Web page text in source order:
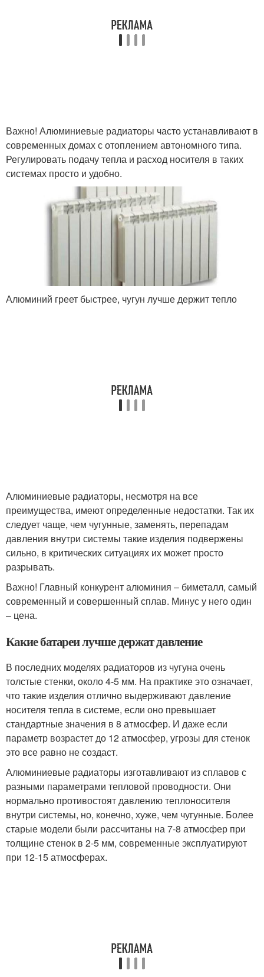
Важно! Алюминиевые радиаторы часто устанавливают в
современных домах с отоплением автономного типа.
Регулировать подачу тепла и расход носителя в таких
системах просто и удобно.
Алюминий греет быстрее, чугун лучше держит тепло
Алюминиевые радиаторы, несмотря на все
преимущества, имеют определенные недостатки. Так их
следует чаще, чем чугунные, заменять, перепадам
давления внутри системы такие изделия подвержены
сильно, в критических ситуациях их может просто
разрывать.
Важно! Главный конкурент алюминия – биметалл, самый
современный и совершенный сплав. Минус у него один
– цена.
Какие батареи лучше держат давление
В последних моделях радиаторов из чугуна очень
толстые стенки, около 4-5 мм. На практике это означает,
что такие изделия отлично выдерживают давление
носителя тепла в системе, если оно превышает
стандартные значения в 8 атмосфер. И даже если
параметр возрастет до 12 атмосфер, угрозы для стенок
это все равно не создаст.
Алюминиевые радиаторы изготавливают из сплавов с
разными параметрами тепловой проводности. Они
нормально противостоят давлению теплоносителя
внутри системы, но, конечно, хуже, чем чугунные. Более
старые модели были рассчитаны на 7-8 атмосфер при
толщине стенок в 2-5 мм, современные эксплуатируют
при 12-15 атмосферах.